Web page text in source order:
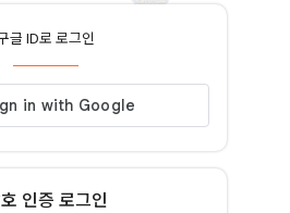
글 ID로 로그인
인증 로그인